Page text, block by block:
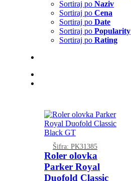
Sortiraj po Naziv
Sortiraj po Cena
Sortiraj po Date
Sortiraj po Popularity
Sortiraj po Rating
Šifra: PK31385
Roler olovka
Parker Royal
Duofold Classic